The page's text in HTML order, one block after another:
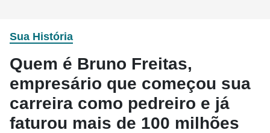
Sua História
Quem é Bruno Freitas,
empresário que começou sua
carreira como pedreiro e já
faturou mais de 100 milhões